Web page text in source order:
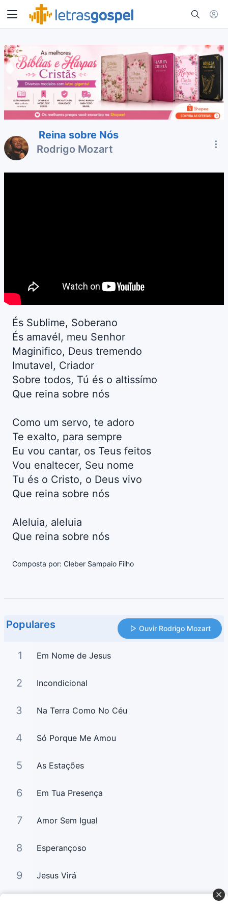
Reina sobre Nós
Rodrigo Mozart
És Sublime, Soberano
És amavél, meu Senhor
Maginifico, Deus tremendo
Imutavel, Criador
Sobre todos, Tú és o altissímo
Que reina sobre nós
Como um servo, te adoro
Te exalto, para sempre
Eu vou cantar, os Teus feitos
Vou enaltecer, Seu nome
Tu és o Cristo, o Deus vivo
Que reina sobre nós
Aleluia, aleluia
Que reina sobre nós
Composta por: Cleber Sampaio Filho
Populares Ouvir Rodrigo Mozart
1 Em Nome de Jesus
2 Incondicional
3 Na Terra Como No Céu
4 Só Porque Me Amou
5 As Estações
6 Em Tua Presença
7 Amor Sem Igual
8 Esperançoso
9 Jesus Virá